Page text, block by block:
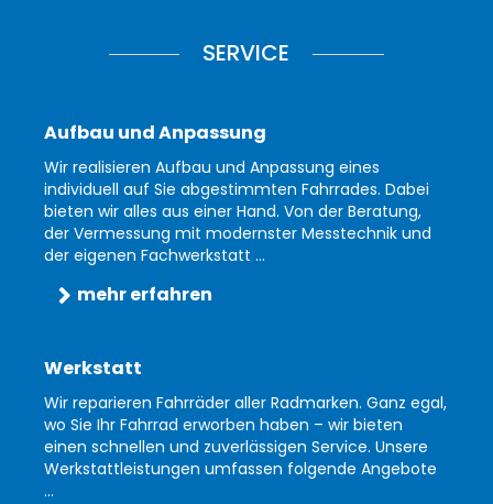
SERVICE
Aufbau und Anpassung
Wir realisieren Aufbau und Anpassung eines
individuell auf Sie abgestimmten Fahrrades. Dabei
bieten wir alles aus einer Hand. Von der Beratung,
der Vermessung mit modernster Messtechnik und
der eigenen Fachwerkstatt ...
mehr erfahren
Werkstatt
Wir reparieren Fahrräder aller Radmarken. Ganz egal,
wo Sie Ihr Fahrrad erworben haben – wir bieten
einen schnellen und zuverlässigen Service. Unsere
Werkstattleistungen umfassen folgende Angebote
...